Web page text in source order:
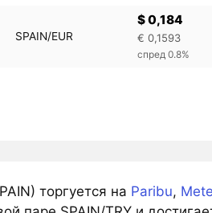
SPAIN/EUR
$ 0,184
€ 0,1593
спред 0.8%
торгуется на Paribu,